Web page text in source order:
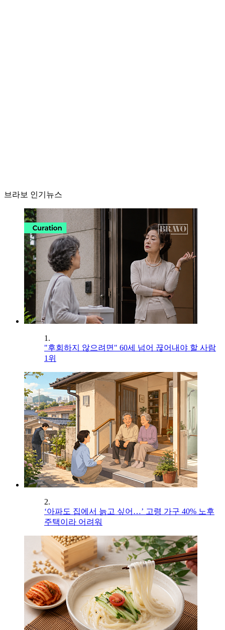
브라보 인기뉴스
1.
"후회하지 않으려면" 60세 넘어 끊어내야 할 사람
1위
2.
‘아파도 집에서 늙고 싶어…’ 고령 가구 40% 노후
주택이라 어려워